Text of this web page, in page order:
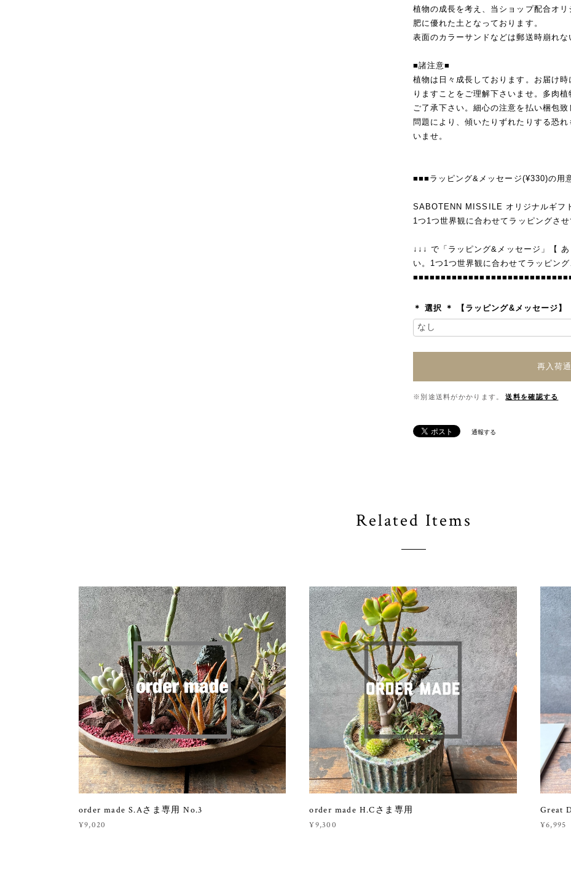
植物の成長を考え、当ショップ配合オ
肥に優れた土となっております。
表面のカラーサンドなどは郵送時崩れ
■諸注意■
植物は日々成長しております。お届け
りますことをご理解下さいませ。多肉
ご了承下さい。細心の注意を払い梱包
問題により、傾いたりずれたりする恐
いませ。
■■■ラッピング&メッセージ(¥330)の用
SABOTENN MISSILE オリジナルギフ
1つ1つ世界観に合わせてラッピングさせ
↓↓↓ で「ラッピング&メッセージ」【
い。1つ1つ世界観に合わせてラッピン
＊ 選択 ＊ 【ラッピング&メッセージ】
再入荷
※別途送料がかかります。 送料を確認する
通報する
Related Items
order made S.Aさま専用 No.3
¥9,020
order made H.Cさま専用
¥9,300
Great
¥6,995